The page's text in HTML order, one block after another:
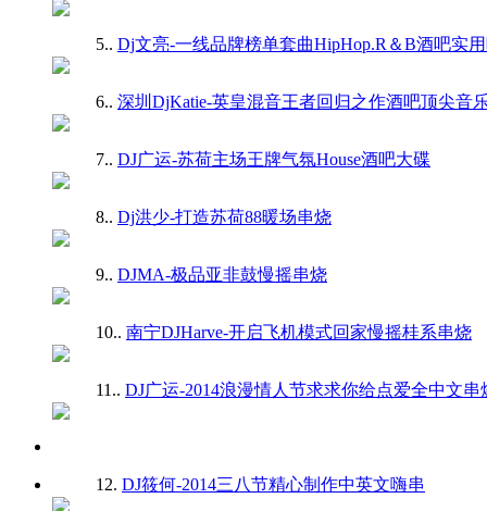
5.. Dj文亮-一线品牌榜单套曲HipHop.R＆B酒吧实
6.. 深圳DjKatie-英皇混音王者回归之作酒吧顶尖音
7.. DJ广运-苏荷主场王牌气氛House酒吧大碟
8.. Dj洪少-打造苏荷88暖场串烧
9.. DJMA-极品亚非鼓慢摇串烧
10.. 南宁DJHarve-开启飞机模式回家慢摇桂系串烧
11.. DJ广运-2014浪漫情人节求求你给点爱全中文串
12. DJ筱何-2014三八节精心制作中英文嗨串